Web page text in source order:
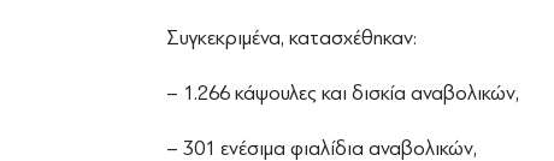
Συγκεκριμένα, κατασχέθηκαν:
– 1.266 κάψουλες και δισκία αναβολικών,
– 301 ενέσιμα φιαλίδια αναβολικών,